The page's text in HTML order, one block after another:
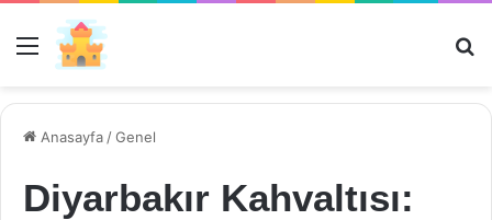
Menü
Anasayfa /Genel
Diyarbakır Kahvaltısı: